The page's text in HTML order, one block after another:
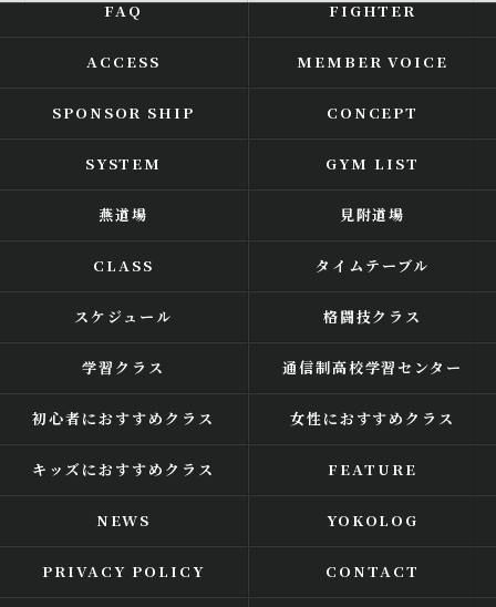
FAQ FIGHTER
ACCESS MEMBER VOICE
SPONSOR SHIP CONCEPT
SYSTEM GYM LIST
燕道場 見附道場
CLASS タイムテーブル
スケジュール 格闘技クラス
学習クラス 通信制高校学習センター
初心者におすすめクラス 女性におすすめクラス
キッズにおすすめクラス FEATURE
NEWS YOKOLOG
PRIVACY POLICY CONTACT